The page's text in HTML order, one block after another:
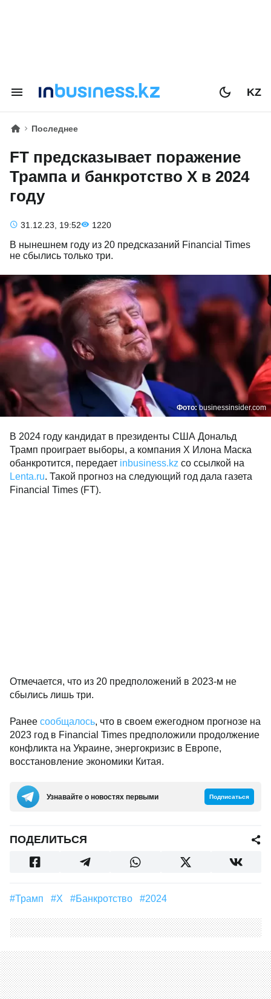
KZ
Последнее
FT предсказывает поражение
Трампа и банкротство X в 2024
году
31.12.23, 19:52 1220
В нынешнем году из 20 предсказаний Financial Times
не сбылись только три.
Фото:businessinsider.com
В 2024 году кандидат в президенты США Дональд
Трамп проиграет выборы, а компания X Илона Маска
обанкротится, передает inbusiness.kz со ссылкой на
Lenta.ru. Такой прогноз на следующий год дала газета
Financial Times (FT).
Отмечается, что из 20 предположений в 2023-м не
сбылись лишь три.
Ранее сообщалось, что в своем ежегодном прогнозе на
2023 год в Financial Times предположили продолжение
конфликта на Украине, энергокризис в Европе,
восстановление экономики Китая.
Узнавайте о новостях первыми Подписаться
ПОДЕЛИТЬСЯ
#Трамп #X #банкротство #2024